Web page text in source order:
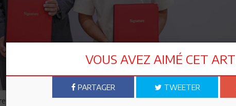
Padel New Giza P2 organisé en Égypte, Dora Chamli a écrit
VOUS AVEZ AIMÉ CET
PARTAGER TWEETER